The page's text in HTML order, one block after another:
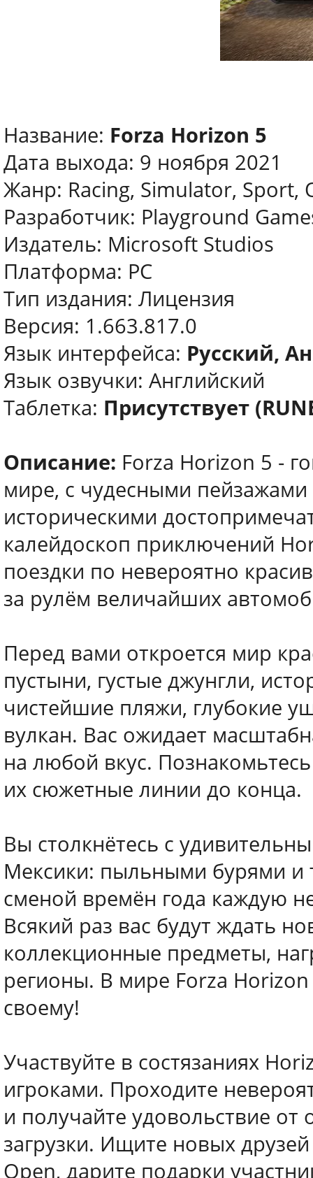
Название: Forza Horizon 5
Дата выхода: 9 ноября 2021
Жанр: Racing, Simulator, Sport,
Разработчик: Playground
Издатель: Microsoft Studios
Платформа: PC
Тип издания: Лицензия
Версия: 1.663.817.0
Язык интерфейса: Русский,
Язык озвучки: Английский
Таблетка: Присутствует
Описание: Forza Horizon 5 -
мире, с чудесными
историческими
калейдоскоп приключений
поездки по невероятно
за рулём величайших
Перед вами откроется мир
пустыни, густые джунгли,
чистейшие пляжи, глубокие
вулкан. Вас ожидает
на любой вкус.
их сюжетные линии до конца.
Вы столкнётесь с
Мексики: пыльными бурями и
сменой времён года каждую
Всякий раз вас будут ждать
коллекционные предметы,
регионы. В мире Forza
своему!
Участвуйте в состязаниях
игроками. Проходите
и получайте удовольствие
загрузки. Ищите новых
Open, дарите подарки